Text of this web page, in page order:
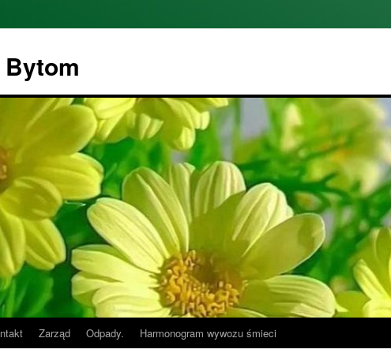
Zarząd Odpady. Harmonogram wywozu śmieci